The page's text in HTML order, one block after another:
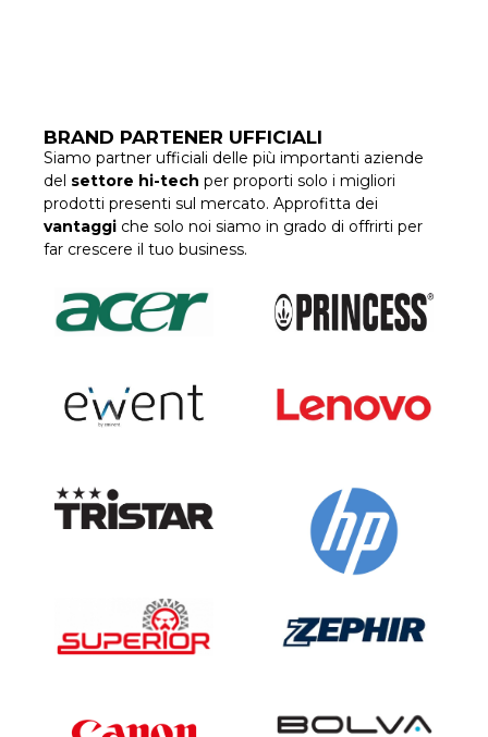
BRAND PARTENER UFFICIALI
Siamo partner ufficiali delle più importanti aziende
del settore hi-tech per proporti solo i migliori
prodotti presenti sul mercato. Approfitta dei
vantaggi che solo noi siamo in grado di offrirti per
far crescere il tuo business.